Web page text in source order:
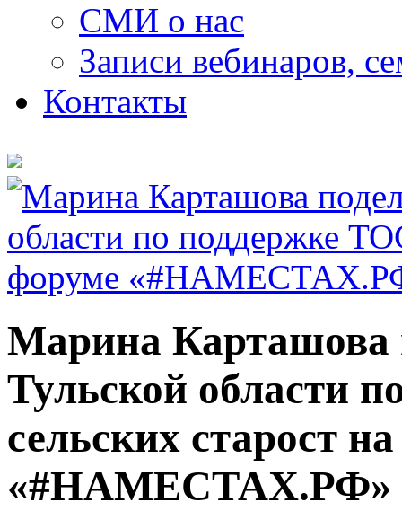
СМИ о нас
Записи вебинаров,
Контакты
Марина Карташова
Тульской области
сельских старост
«#НАМЕСТАХ.РФ»